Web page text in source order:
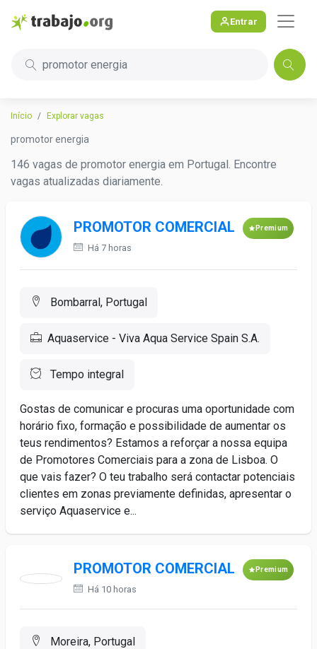
Entrar
promotor energia
Início Explorar vagas
promotor energia
146 vagas de promotor energia em Portugal. Encontre
vagas atualizadas diariamente.
PROMOTOR COMERCIAL Premium
Há 7 horas
Bombarral, Portugal
Aquaservice - Viva Aqua Service Spain S.A.
Tempo integral
Gostas de comunicar e procuras uma oportunidade com
horário fixo, formação e possibilidade de aumentar os
teus rendimentos? Estamos a reforçar a nossa equipa
de Promotores Comerciais para a zona de Lisboa. O
que vais fazer? O teu trabalho será contactar potenciais
clientes em zonas previamente definidas, apresentar o
serviço Aquaservice e...
PROMOTOR COMERCIAL Premium
Há 10 horas
Moreira, Portugal